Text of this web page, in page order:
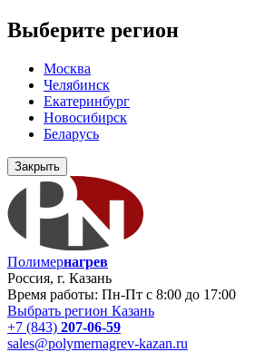
Выберите регион
Москва
Челябинск
Екатеринбург
Новосибирск
Беларусь
Закрыть
Полимернагрев
Россия, г. Казань
Время работы: Пн-Пт с 8:00 до 17:00
Выбрать регион Казань
+7 (843) 207-06-59
sales@polymernagrev-kazan.ru